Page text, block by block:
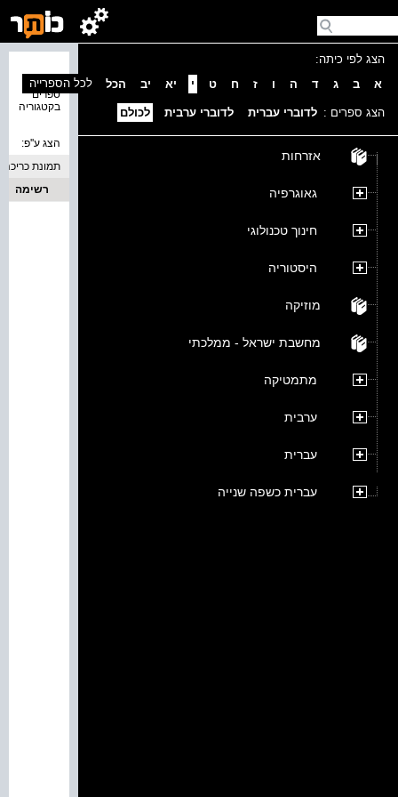
הצג לפי כיתה:
א
ב ג ד ה ו ז ח ט י יא יב הכל
הצג ספרים : לדוברי עברית לדוברי ערבית לכולם
אזרחות
גאוגרפיה
חינוך טכנולוגי
היסטוריה
מוזיקה
מחשבת ישראל - ממלכתי
מתמטיקה
ערבית
עברית
עברית כשפה שנייה
ספרים
בקטגוריה
לכל הספרייה
הצג ע''פ:
תמונת כריכה
רשימה